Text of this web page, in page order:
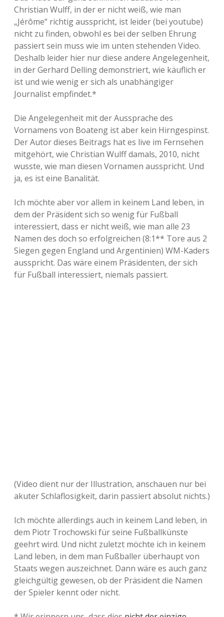
t
w
i
s
s
e
n
—
u
n
d
o
b
b
é
r
y
n
i
t
Christian Wulff, in der er nicht weiß, wie man
„Jérôme“ richtig ausspricht, ist leider (bei youtube)
nicht zu finden, obwohl es bei der selben Ehrung
passiert sein muss wie im unten stehenden Video.
Deshalb leider hier nur diese andere Angelegenheit,
in der Gerhard Delling demonstriert, wie käuflich er
ist und wie wenig er sich als unabhängiger
Journalist empfindet.*
Die Angelegenheit mit der Aussprache des
Vornamens von Boateng ist aber kein Hirngespinst.
Der Autor dieses Beitrags hat es live im Fernsehen
mitgehört, wie Christian Wulff damals, 2010, nicht
wusste, wie man diesen Vornamen ausspricht. Und
ja, es ist eine Banalität.
Ich möchte aber vor allem in keinem Land leben, in
dem der Präsident sich so wenig für Fußball
interessiert, dass er nicht weiß, wie man alle 23
Namen des doch so erfolgreichen (8:1** Tore aus 2
Siegen gegen England und Argentinien) WM-Kaders
ausspricht. Das wäre einem Präsidenten, der sich
für Fußball interessiert, niemals passiert.
(Video dient nur der Illustration, anschauen nur bei
akuter Schlaflosigkeit, darin passiert absolut nichts.)
Ich möchte allerdings auch in keinem Land leben, in
dem Piotr Trochowski für seine Fußballkünste
geehrt wird. Und nicht zuletzt möchte ich in keinem
Land leben, in dem man Fußballer überhaupt von
Staats wegen auszeichnet. Dann wäre es auch ganz
gleichgültig gewesen, ob der Präsident die Namen
der Spieler kennt oder nicht.